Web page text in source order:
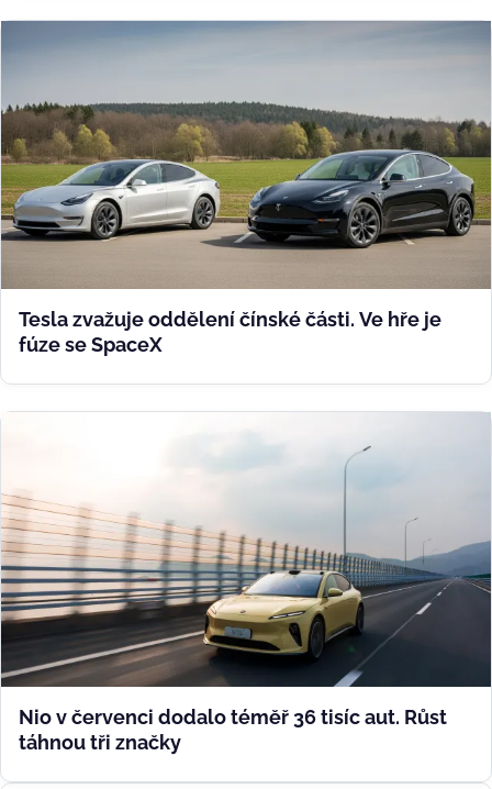
Tesla zvažuje oddělení čínské části. Ve hře je
fúze se SpaceX
Nio v červenci dodalo téměř 36 tisíc aut. Růst
táhnou tři značky